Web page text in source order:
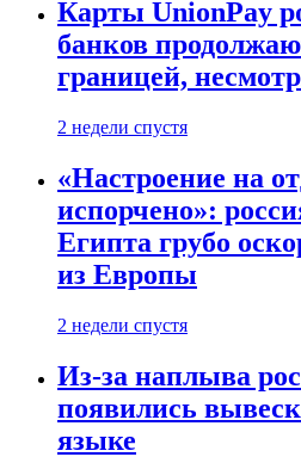
Карты UnionPay
банков
границей,
2 недели спустя
«Настроение на
испорчено»:
Египта грубо
из Европы
2 недели спустя
Из-за наплыва
появились
языке